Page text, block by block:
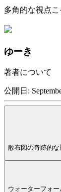
多角的な視点
ゆーき
著者について
公開日 :
散布図の奇跡的
ウォーターフォ